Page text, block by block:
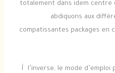
totalement dans idem centre
abdiquons aux
compatissantes packages en
Í l’inverse, le mode